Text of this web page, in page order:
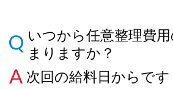
いつから任意整理費
まりますか？
次回の給料日からです